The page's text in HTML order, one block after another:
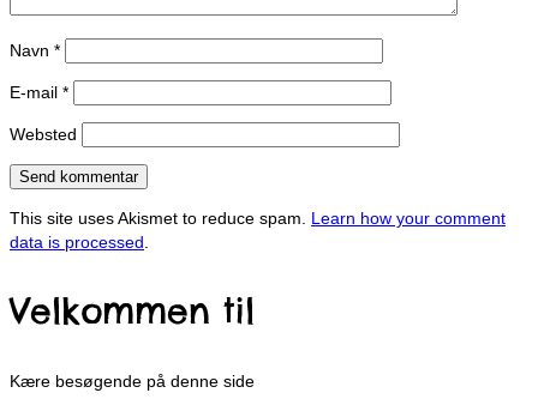
Navn *
E-mail *
Websted
This site uses Akismet to reduce spam. Learn how your comment
data is processed.
Velkommen til
Kære besøgende på denne side